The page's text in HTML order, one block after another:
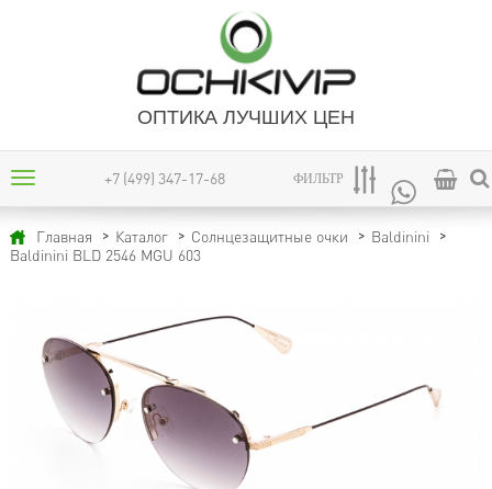
ОПТИКА ЛУЧШИХ ЦЕН
+7 (499) 347-17-68 ФИЛЬТР
Главная Каталог Солнцезащитные очки
Baldinini
Baldinini BLD 2546 MGU 603